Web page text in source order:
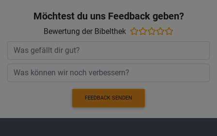
Möchtest du uns Feedback geben?
Bewertung der Bibelthek
FEEDBACK SENDEN